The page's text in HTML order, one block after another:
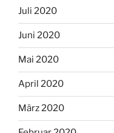
Juli 2020
Juni 2020
Mai 2020
April 2020
März 2020